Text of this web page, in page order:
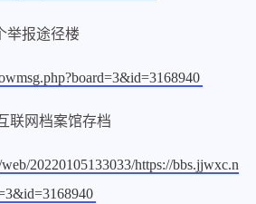
举报途径楼
联网档案馆存档
20220105133033/https://bbs.jjwxc.n